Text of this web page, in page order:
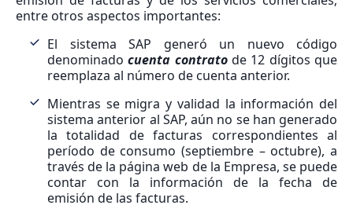
entre otros aspectos importantes:
El sistema SAP generó un nuevo código
denominadocuenta contratode 12 dígitos que
reemplaza al número de cuenta anterior.
Mientras se migra y validad la información del
sistema anterior al SAP, aún no se han generado
la totalidad de facturas correspondientes al
período de consumo (septiembre – octubre), a
través de la página web de la Empresa, se puede
contar con la información de la fecha de
emisión de las facturas.